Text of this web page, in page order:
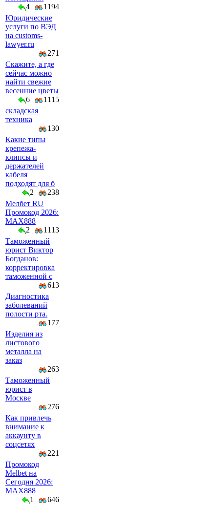
4
1194
Юридические
услуги по ВЭД
на customs-
lawyer.ru
271
Скажите, а где
сейчас можно
найти свежие
весенние цветы
6
1115
складская
техника
130
Какие типы
крепежа-
клипсы и
держателей
кабеля
подходят для б
2
238
Мелбет RU
Промокод 2026:
MAX888
2
1113
Таможенный
юрист Виктор
Богданов:
корректировка
таможенной с
613
Диагностика
заболеваний
полости рта.
177
Изделия из
листового
металла на
заказ
263
Таможенный
юрист в
Москве
276
Как привлечь
внимание к
аккаунту в
соцсетях
221
Промокод
Melbet на
Сегодня 2026:
MAX888
1
646